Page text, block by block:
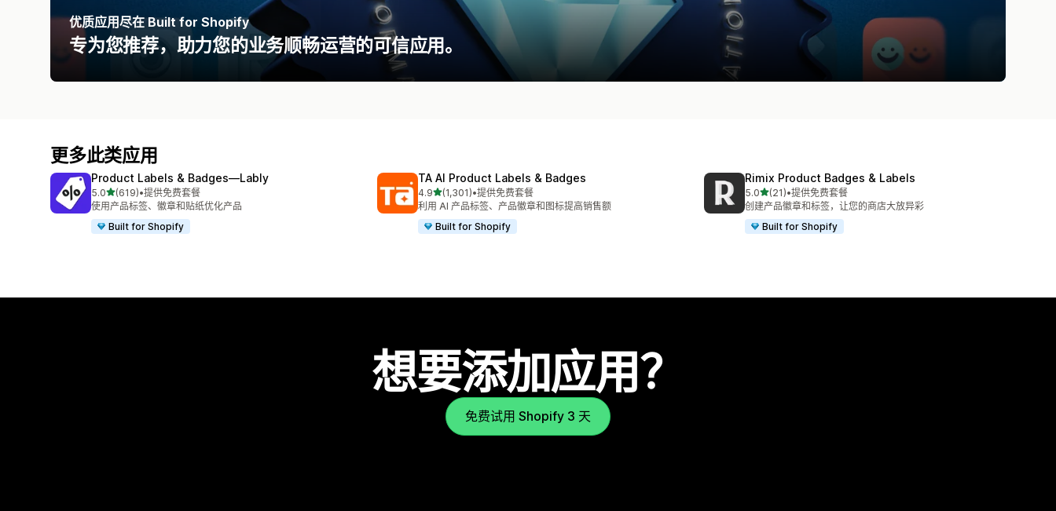
优质应用尽在 Built for Shopify
专为您推荐，助力您的业务顺畅运营的可信应用。
更多此类应用
Product Labels & Badges—Lably
5.0星（满分 5 星）
(619)
总共 619 条评论
•提供免费套餐
使用产品标签、徽章和贴纸优化产品
Built for Shopify
TA AI Product Labels & Badges
4.9星（满分 5 星）
(1,301)
总共 1301 条评论
•提供免费套餐
利用 AI 产品标签、产品徽章和图标提高销售额
Built for Shopify
Rimix Product Badges & Labels
5.0星（满分 5 星）
(21)
总共 21 条评论
•提供免费套餐
创建产品徽章和标签，让您的商店大放异彩
Built for Shopify
想要添加应用？
免费试用 Shopify 3 天